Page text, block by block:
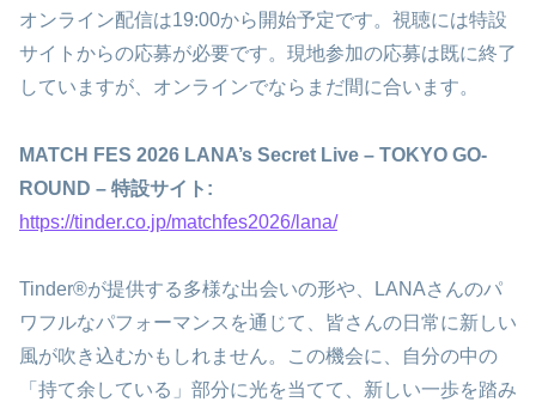
オンライン配信は19:00から開始予定です。視聴には特設
サイトからの応募が必要です。現地参加の応募は既に終了
していますが、オンラインでならまだ間に合います。
MATCH FES 2026 LANA’s Secret Live – TOKYO GO-
ROUND – 特設サイト:
https://tinder.co.jp/matchfes2026/lana/
Tinder®が提供する多様な出会いの形や、LANAさんのパ
ワフルなパフォーマンスを通じて、皆さんの日常に新しい
風が吹き込むかもしれません。この機会に、自分の中の
「持て余している」部分に光を当てて、新しい一歩を踏み